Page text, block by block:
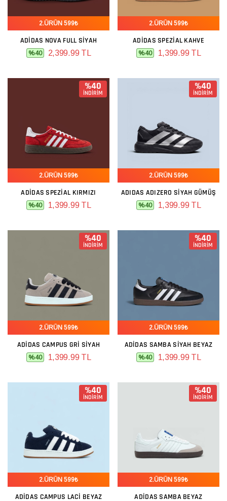
2.ÜRÜN 599₺
ADIDAS NOVA FULL SIYAH
%40 2,399.99 TL
2.ÜRÜN 599₺
ADIDAS SPEZIAL KAHVE
%40 1,399.99 TL
%40
İNDİRİM
2.ÜRÜN 599₺
ADIDAS SPEZIAL KIRMIZI
%40 1,399.99 TL
%40
İNDİRİM
2.ÜRÜN 599₺
ADIDAS ADIZERO SIYAH GÜMÜŞ
%40 1,399.99 TL
%40
İNDİRİM
2.ÜRÜN 599₺
ADIDAS CAMPUS GRI SIYAH
%40 1,399.99 TL
%40
İNDİRİM
2.ÜRÜN 599₺
ADIDAS SAMBA SIYAH BEYAZ
%40 1,399.99 TL
%40
İNDİRİM
2.ÜRÜN 599₺
ADIDAS CAMPUS LACI BEYAZ
%40
İNDİRİM
2.ÜRÜN 599₺
ADIDAS SAMBA BEYAZ